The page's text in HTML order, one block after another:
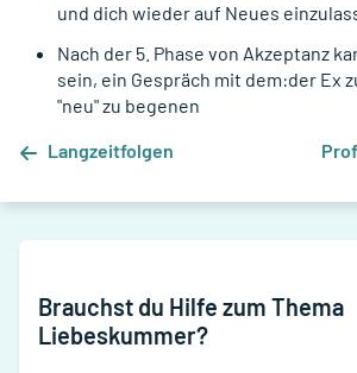
und dich wieder auf Neues
Nach der 5. Phase von Akzeptanz
sein, ein Gespräch mit dem:der Ex
"neu" zu begenen
Langzeitfolgen
Brauchst du Hilfe zum Thema
Liebeskummer?